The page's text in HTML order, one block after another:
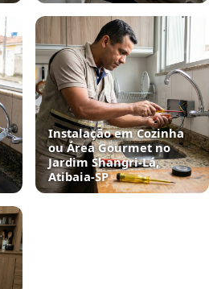
Instalação em Cozinha
ou Área Gourmet no
Jardim Shangri-Lá,
Atibaia‑SP